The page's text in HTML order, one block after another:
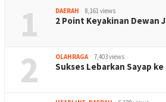
1 DAERAH 8,161 views
2 Point Keyakinan Dewan
2 OLAHRAGA 7,403 views
Sukses Lebarkan Sayap